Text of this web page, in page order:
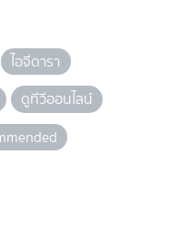
ไอจีดารา
ดูทีวีออนไลน์